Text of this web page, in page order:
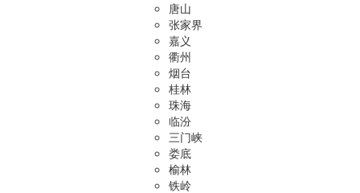
唐山
张家界
嘉义
衢州
烟台
桂林
珠海
临汾
三门峡
娄底
榆林
铁岭